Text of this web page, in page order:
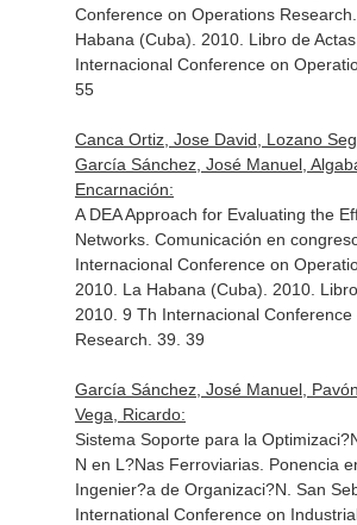
Conference on Operations
Habana (Cuba). 2010. Libro de
Internacional Conference on
55
Canca Ortiz, Jose David, Lozano
García Sánchez, José Manuel,
Encarnación:
A DEA Approach for Evaluating the
Networks. Comunicación en
Internacional Conference on
2010. La Habana (Cuba). 2010.
2010. 9 Th Internacional
Research. 39. 39
García Sánchez, José Manuel,
Vega, Ricardo:
Sistema Soporte para la
N en L?Nas Ferroviarias. Ponencia
Ingenier?a de Organizaci?N. San
International Conference on